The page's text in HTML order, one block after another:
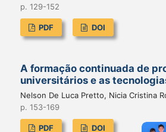
p. 129-152
PDF DOI
A formação continuada de
universitários e as
Nelson De Luca Pretto, Nicia Cristina
p. 153-169
PDF DOI